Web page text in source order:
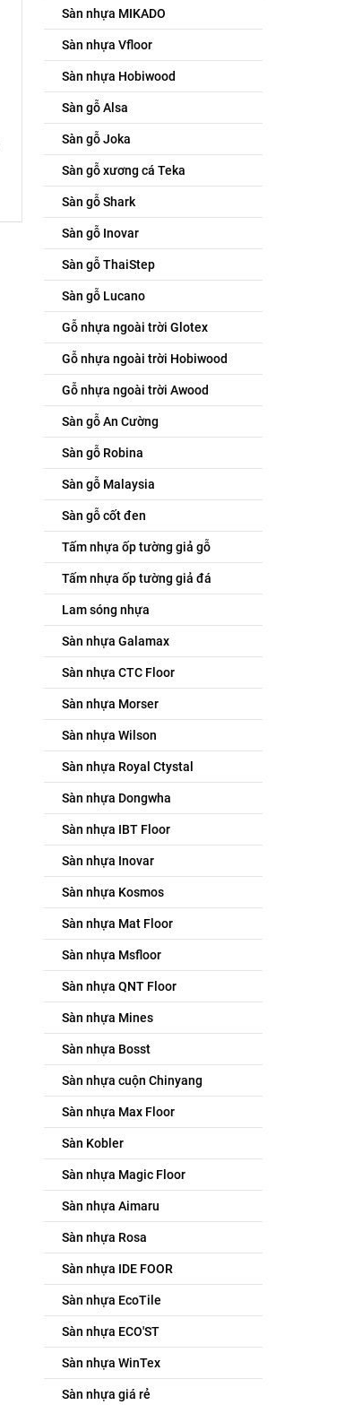
Sàn nhựa MIKADO
Sàn nhựa Vfloor
Sàn nhựa Hobiwood
Sàn gỗ Alsa
Sàn gỗ Joka
Sàn gỗ xương cá Teka
Sàn gỗ Shark
Sàn gỗ Inovar
Sàn gỗ ThaiStep
Sàn gỗ Lucano
Gỗ nhựa ngoài trời Glotex
Gỗ nhựa ngoài trời Hobiwood
Gỗ nhựa ngoài trời Awood
Sàn gỗ An Cường
Sàn gỗ Robina
Sàn gỗ Malaysia
Sàn gỗ cốt đen
Tấm nhựa ốp tường giả gỗ
Tấm nhựa ốp tường giả đá
Lam sóng nhựa
Sàn nhựa Galamax
Sàn nhựa CTC Floor
Sàn nhựa Morser
Sàn nhựa Wilson
Sàn nhựa Royal Ctystal
Sàn nhựa Dongwha
Sàn nhựa IBT Floor
Sàn nhựa Inovar
Sàn nhựa Kosmos
Sàn nhựa Mat Floor
Sàn nhựa Msfloor
Sàn nhựa QNT Floor
Sàn nhựa Mines
Sàn nhựa Bosst
Sàn nhựa cuộn Chinyang
Sàn nhựa Max Floor
Sàn Kobler
Sàn nhựa Magic Floor
Sàn nhựa Aimaru
Sàn nhựa Rosa
Sàn nhựa IDE FOOR
Sàn nhựa EcoTile
Sàn nhựa ECO'ST
Sàn nhựa WinTex
Sàn nhựa giá rẻ